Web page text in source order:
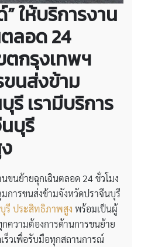
ให้บริการงาน
ลอด 24
ตกรุงเทพฯ
นส่งข้าม
รี เรามีบริการ
บุรี
ขนย้ายฉุกเฉินตลอด 24 ชั่วโมง
การขนส่งข้ามจังหวัดปราจีนบุรี
รี ประสิทธิภาพสูง พร้อมเป็นผู้
ความต้องการด้านการขนย้าย
ร็วเพื่อรับมือทุกสถานการณ์